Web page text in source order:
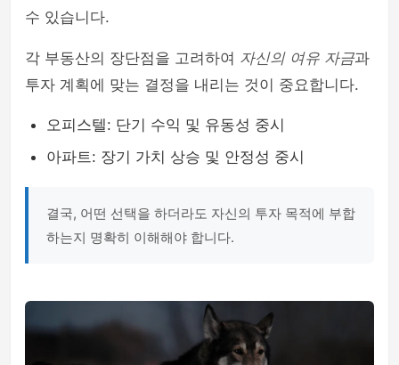
수 있습니다.
각 부동산의 장단점을 고려하여 자신의 여유 자금과
투자 계획에 맞는 결정을 내리는 것이 중요합니다.
오피스텔: 단기 수익 및 유동성 중시
아파트: 장기 가치 상승 및 안정성 중시
결국, 어떤 선택을 하더라도 자신의 투자 목적에 부합
하는지 명확히 이해해야 합니다.